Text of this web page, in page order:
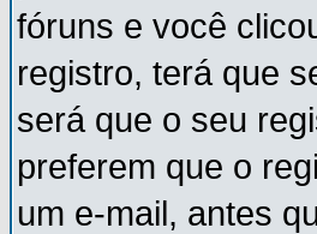
fóruns e você
registro, terá que
será que o seu
preferem que o
um e-mail, antes